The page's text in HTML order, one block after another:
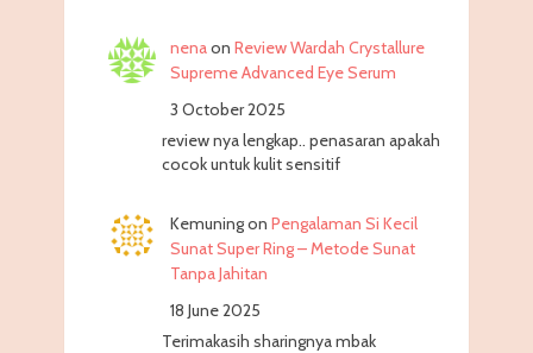
nenaon Review Wardah Crystallure
Supreme Advanced Eye Serum
3 October 2025
review nya lengkap.. penasaran apakah
cocok untuk kulit sensitif
Kemuningon Pengalaman Si Kecil
Sunat Super Ring – Metode Sunat
Tanpa Jahitan
18 June 2025
Terimakasih sharingnya mbak